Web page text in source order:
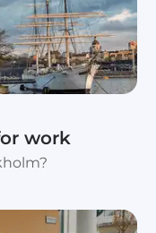
work